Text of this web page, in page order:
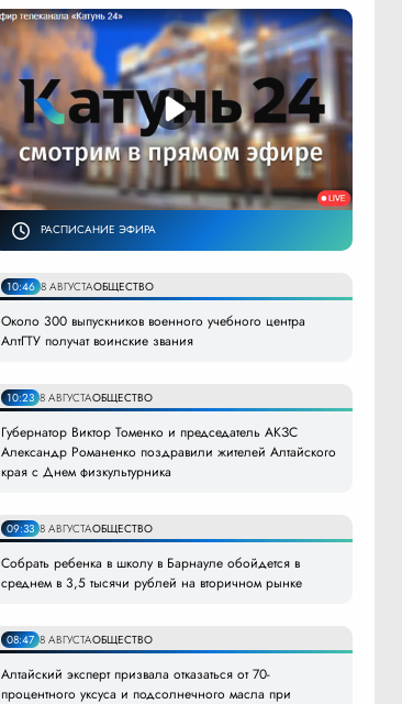
РАСПИСАНИЕ ЭФИРА
10:46 8 АВГУСТАОБЩЕСТВО
Около 300 выпускников военного учебного центра
АлтГТУ получат воинские звания
10:23 8 АВГУСТАОБЩЕСТВО
Губернатор Виктор Томенко и председатель АКЗС
Александр Романенко поздравили жителей Алтайского
края с Днем физкультурника
09:33 8 АВГУСТАОБЩЕСТВО
Собрать ребенка в школу в Барнауле обойдется в
среднем в 3,5 тысячи рублей на вторичном рынке
08:47 8 АВГУСТАОБЩЕСТВО
Алтайский эксперт призвала отказаться от 70-
процентного уксуса и подсолнечного масла при